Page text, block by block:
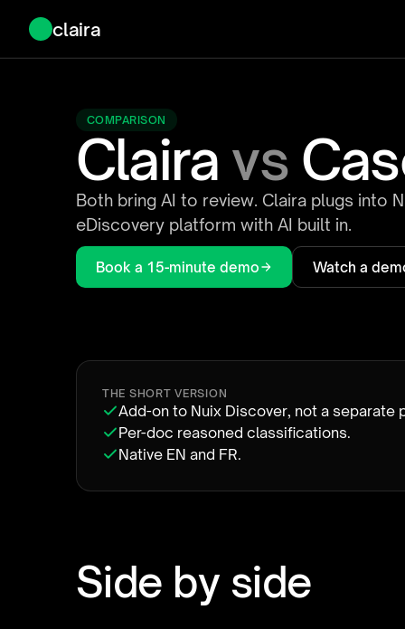
claira
COMPARISON
Claira vs
Both bring AI to review. Claira plugs into
eDiscovery platform with AI built in.
Book a 15-minute demo Watch a
THE SHORT VERSION
Add-on to Nuix Discover, not a separate
Per-doc reasoned classifications.
Native EN and FR.
Side by side